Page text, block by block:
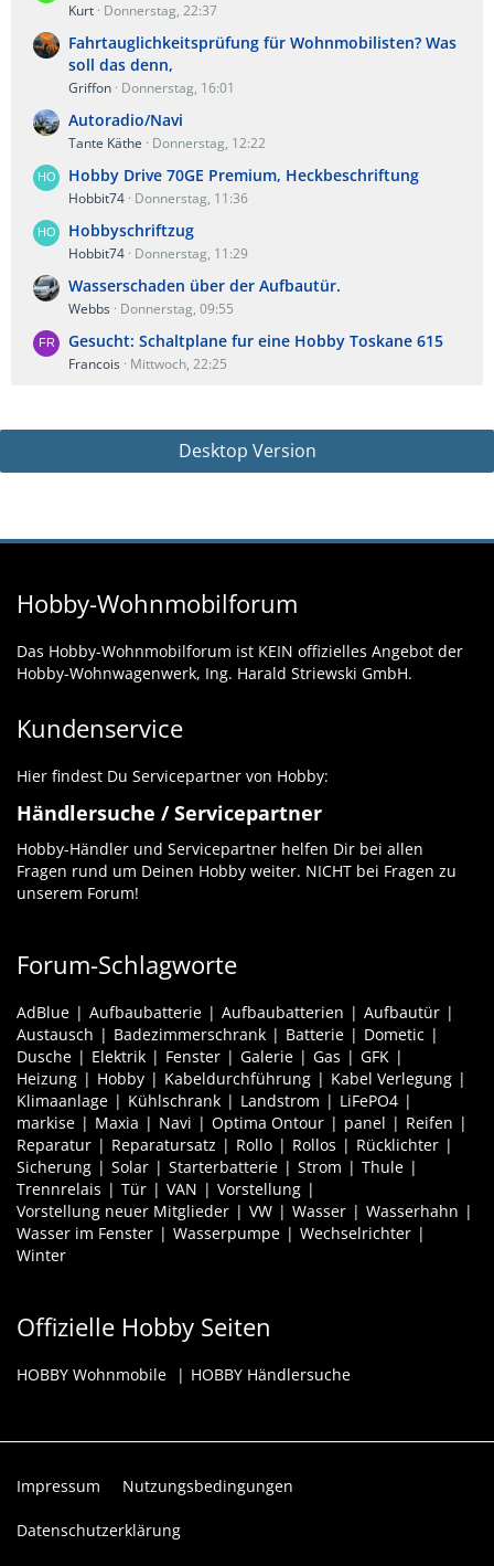
Kurt Donnerstag, 22:37
Fahrtauglichkeitsprüfung für Wohnmobilisten? Was
soll das denn,
Griffon Donnerstag, 16:01
Autoradio/Navi
Tante Käthe Donnerstag, 12:22
Hobby Drive 70GE Premium, Heckbeschriftung
Hobbit74 Donnerstag, 11:36
Hobbyschriftzug
Hobbit74 Donnerstag, 11:29
Wasserschaden über der Aufbautür.
Webbs Donnerstag, 09:55
Gesucht: Schaltplane fur eine Hobby Toskane 615
Francois Mittwoch, 22:25
Desktop Version
Hobby-Wohnmobilforum
Das Hobby-Wohnmobilforum ist KEIN offizielles Angebot der
Hobby-Wohnwagenwerk, Ing. Harald Striewski GmbH.
Kundenservice
Hier findest Du Servicepartner von Hobby:
Händlersuche / Servicepartner
Hobby-Händler und Servicepartner helfen Dir bei allen
Fragen rund um Deinen Hobby weiter. NICHT bei Fragen zu
unserem Forum!
Forum-Schlagworte
AdBlue Aufbaubatterie Aufbaubatterien
Aufbautür
Austausch
Badezimmerschrank Batterie
Dometic
Dusche
Elektrik Fenster Galerie Gas
GFK
Heizung
Hobby Kabeldurchführung
Kabel Verlegung
Klimaanlage
Kühlschrank Landstrom
LiFePO4
markise
Maxia Navi Optima Ontour panel
Reifen
Reparatur
Reparatursatz Rollo Rollos
Rücklichter
Sicherung
Solar Starterbatterie Strom
Thule
Trennrelais
Tür VAN
Vorstellung
Vorstellung neuer Mitglieder
VW Wasser
Wasserhahn
Wasser im Fenster
Wasserpumpe
Wechselrichter
Winter
Offizielle Hobby Seiten
HOBBY Wohnmobile HOBBY Händlersuche
Impressum Nutzungsbedingungen
Datenschutzerklärung